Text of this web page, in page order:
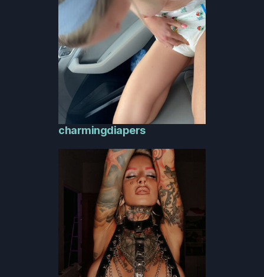
charmingdiapers